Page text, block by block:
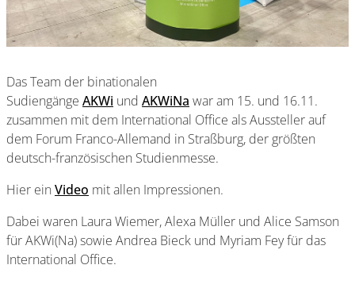
Das Team der binationalen
Sudiengänge AKWi und AKWiNa war am 15. und 16.11.
zusammen mit dem International Office als Aussteller auf
dem Forum Franco-Allemand in Straßburg, der größten
deutsch-französischen Studienmesse.
Hier ein Video mit allen Impressionen.
Dabei waren Laura Wiemer, Alexa Müller und Alice Samson
für AKWi(Na) sowie Andrea Bieck und Myriam Fey für das
International Office.